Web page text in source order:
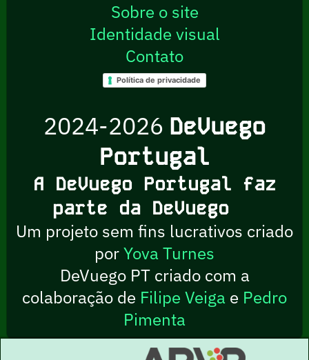
Sobre o site
Identidade visual
Contato
Política de privacidade
2024-2026 DeVuego
Portugal
A DeVuego Portugal faz
parte da DeVuego
Um projeto sem fins lucrativos criado
porYova Turnes
DeVuego PT criado com a
colaboração de Filipe Veiga e Pedro
Pimenta